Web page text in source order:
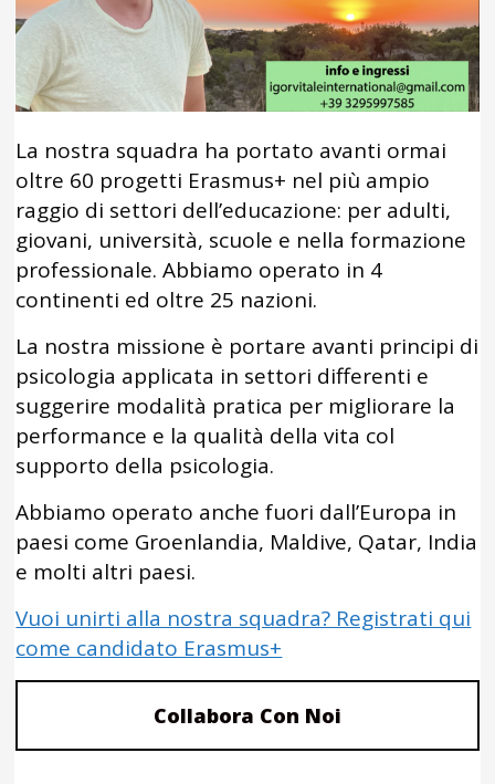
La nostra squadra ha portato avanti ormai
oltre 60 progetti Erasmus+ nel più ampio
raggio di settori dell’educazione: per adulti,
giovani, università, scuole e nella formazione
professionale. Abbiamo operato in 4
continenti ed oltre 25 nazioni.
La nostra missione è portare avanti principi di
psicologia applicata in settori differenti e
suggerire modalità pratica per migliorare la
performance e la qualità della vita col
supporto della psicologia.
Abbiamo operato anche fuori dall’Europa in
paesi come Groenlandia, Maldive, Qatar, India
e molti altri paesi.
Vuoi unirti alla nostra squadra? Registrati qui
come candidato Erasmus+
Collabora Con Noi